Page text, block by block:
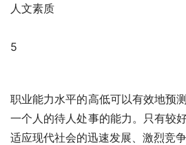
人文素质
5
职业能力水平的高低可以有效地预
一个人的待人处事的能力。只有较
适应现代社会的迅速发展、激烈竞